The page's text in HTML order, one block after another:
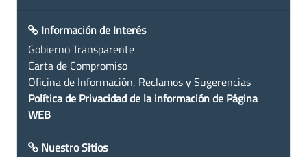
Información de Interés
Gobierno Transparente
Carta de Compromiso
Oficina de Información, Reclamos y Sugerencias
Política de Privacidad de la información de Página
WEB
Nuestro Sitios